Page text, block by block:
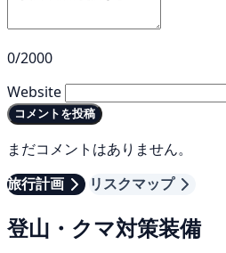
0/2000
Website
コメントを投稿
まだコメントはありません。
旅行計画
リスクマップ
登山・クマ対策装備